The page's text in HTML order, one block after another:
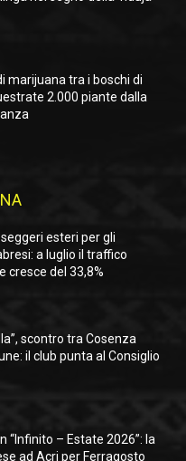
marijuana tra i boschi di
2.000 piante dalla
esteri per gli
a luglio il traffico
cresce del 33,8%
scontro tra Cosenza
il club punta al Consiglio
“Infinito – Estate 2026”: la
ad Acri per Ferragosto